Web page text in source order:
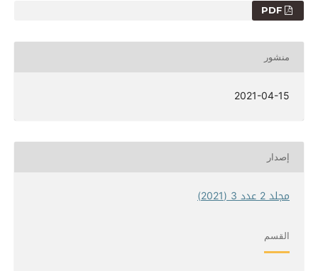
PDF
منشور
2021-04-15
إصدار
مجلد 2 عدد 3 (2021)
القسم